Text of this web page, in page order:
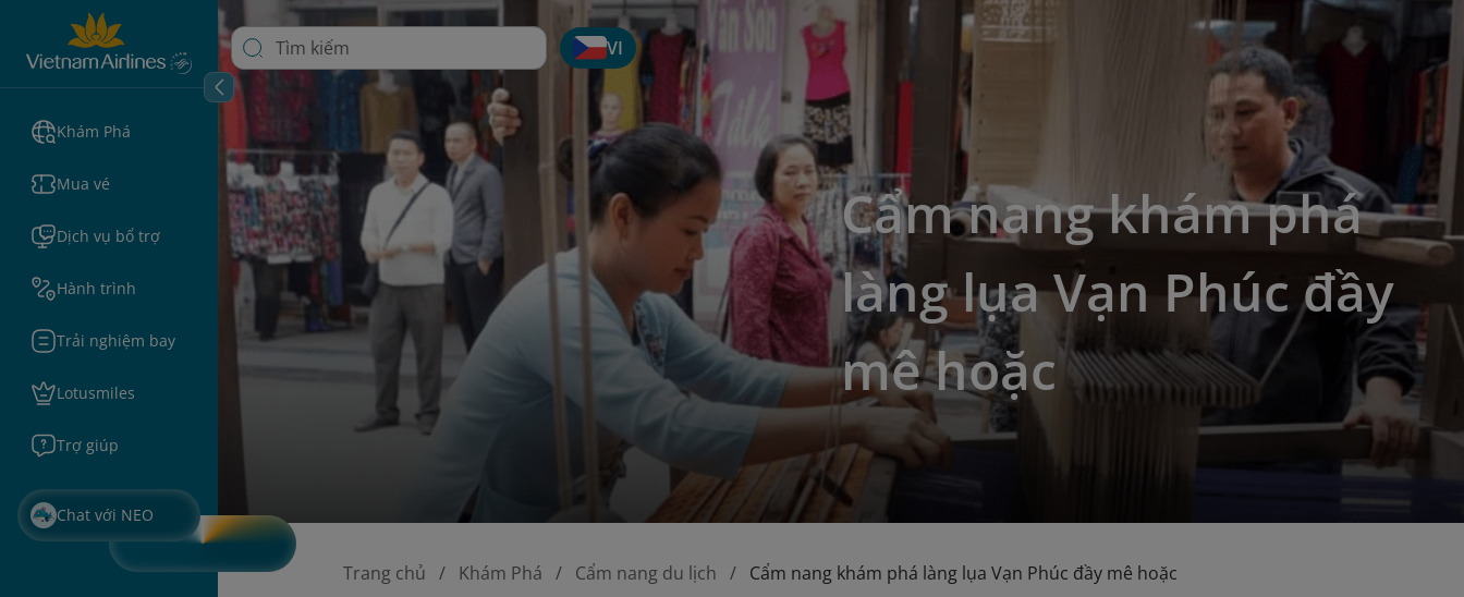
Khám Phá
Mua vé
Dịch vụ bổ trợ
Hành trình
Trải nghiệm bay
Lotusmiles
Trợ giúp
Chat với NEO
VI
Cẩm nang khám phá
làng lụa Vạn Phúc đầy
mê hoặc
Trang chủ Khám Phá Cẩm nang du lịch Cẩm nang khám phá làng lụa Vạn Phúc đầy mê hoặc